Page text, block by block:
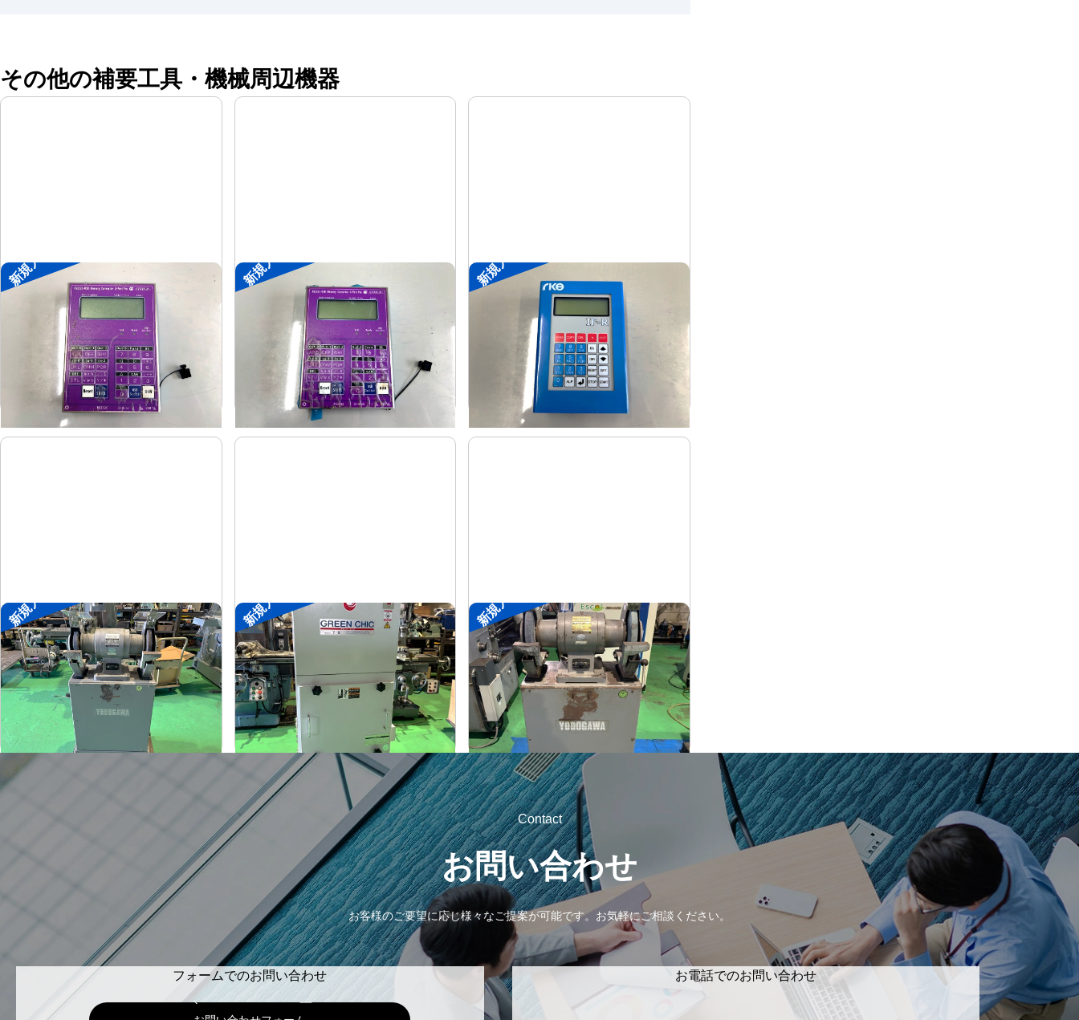
その他の補要工具・機械周辺機器
新規入荷
ポータブル入出力装置
協立アスリック
式U-Port Pro
式-
新規入荷
ポータブル入出力装置
協立アスリック
式U-Port Pro
式-
新規入荷
ポータブル入出力装置
菱電工機エンジニアリング
式IF-R
式
新規入荷
両頭グラインダー
メーカー 淀川電機
形 式FG-255T
年 式 1990
新規入荷
集塵機
メーカー
形 式 RD100-1-1.5M
年 式 2002
新規入荷
両頭グラインダー
メーカー 淀川電機
形 式 FG-255T
年
Contact
お問い合わせ
お客様のご要望に応じ様々なご提案が可能です。 お気軽にご相談ください。
フォームでのお問い合わせ お電話でのお問い合わせ